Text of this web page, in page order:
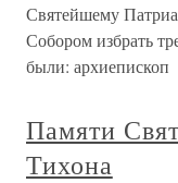
Святейшему
Собором избрать
были: архиепископ
Памяти
Тихона